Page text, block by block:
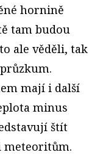
hornině
tam budou
ale věděli, tak
mají i další
minus
štít
meteoritům.